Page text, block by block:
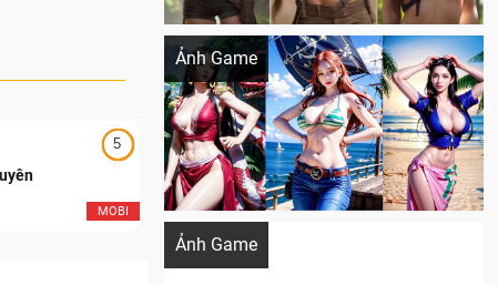
5
MOBI
Ngạo Thiên Mobile
Ảnh Game
Khi AI Cosplay gái đẹp One Piece
Ảnh Game
Cosplay Xiangling siêu cute